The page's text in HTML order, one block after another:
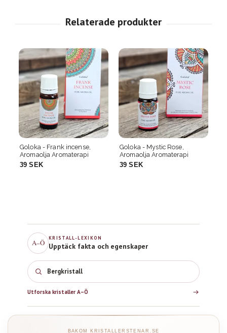
A–Ö
KRISTALL-LEXIKON
Upptäck fakta och egenskaper
Bergkristall
Utforska kristaller A–Ö
BAKOM KRISTALLERSTENAR.SE
Goloka - Mystic Rose,
Aromaolja Aromaterapi
39 SEK
HEM - Mystic Citronella,
Aromaolja Aromaterapi
39 SEK